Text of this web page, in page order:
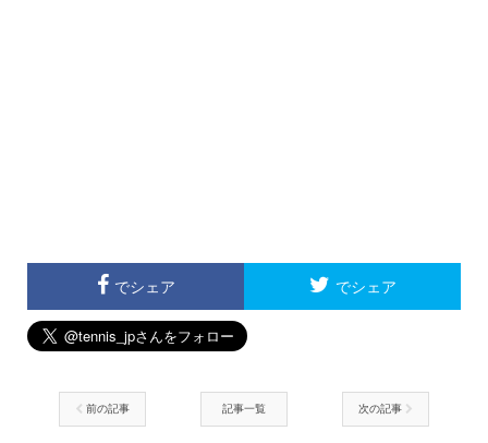
でシェア でシェア
前の記事 記事一覧 次の記事